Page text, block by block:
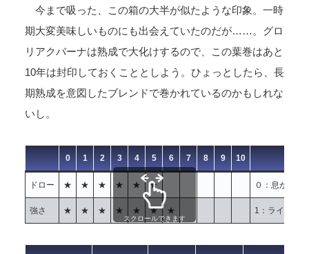
今まで吸った、この箱の大半が似たような印象。一時
期大変美味しいものにも出会えていたのだが……。グロ
リアクバーナは熟成で大化けするので、この葉巻はあと
10年は封印しておくこととしよう。ひょっとしたら、長
期熟成を意図したブレンドで巻かれているのかもしれな
いし。
0 1 2 3 4 5 6 7 8 9 10
ドロー ★ ★ ★ ★ ★ ★ ０：息が通
強さ ★ ★ ★ ★ ★ ★ ★ 1：ライト
スクロールできます